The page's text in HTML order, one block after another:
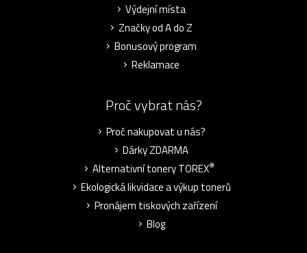
Výdejní místa
Značky od A do Z
Bonusový program
Reklamace
Proč vybrat nás?
Proč nakupovat u nás?
Dárky ZDARMA
Alternativní tonery TOREX®
Ekologická likvidace a výkup tonerů
Pronájem tiskových zařízení
Blog